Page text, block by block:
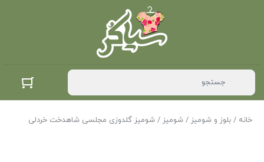
خانه / بلوز و شومیز / شومیز / شومیز گلدوزی مجلسی شاهدخت خردلی